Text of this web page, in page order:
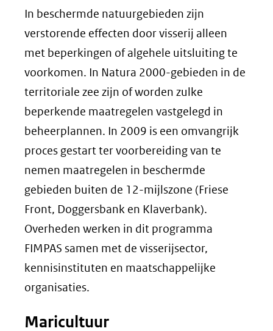
In beschermde natuurgebieden zijn
verstorende effecten door visserij alleen
met beperkingen of algehele uitsluiting te
voorkomen. In Natura 2000-gebieden in de
territoriale zee zijn of worden zulke
beperkende maatregelen vastgelegd in
beheerplannen. In 2009 is een omvangrijk
proces gestart ter voorbereiding van te
nemen maatregelen in beschermde
gebieden buiten de 12-mijlszone (Friese
Front, Doggersbank en Klaverbank).
Overheden werken in dit programma
FIMPAS samen met de visserijsector,
kennisinstituten en maatschappelijke
organisaties.
Maricultuur